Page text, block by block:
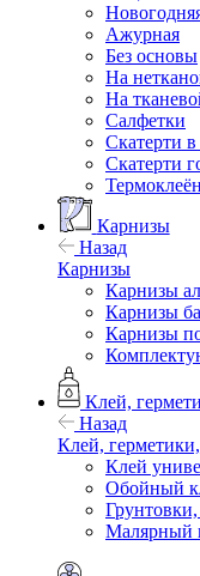
Ажурная
Без основы
На
На
Салфетки
Скатерти
Скатерти
Карнизы
Назад
Карнизы
Карнизы
Карнизы
Карнизы
Клей,
Назад
Клей,
Клей
Обойный
Малярный